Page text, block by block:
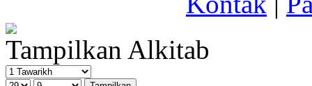
Tampilkan Alkitab